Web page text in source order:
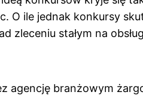
O ile jednak konkursy
zleceniu stałym na
agencję branżowym